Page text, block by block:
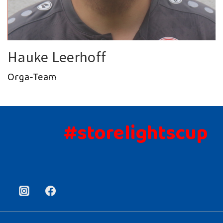
Hauke Leerhoff
Orga-Team
#storelightscup